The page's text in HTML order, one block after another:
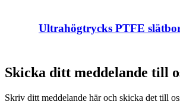
Ultrahögtrycks PTFE
Skicka ditt meddelande till
Skriv ditt meddelande här och skicka det till